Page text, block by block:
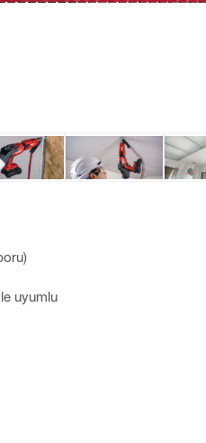
uyumlu